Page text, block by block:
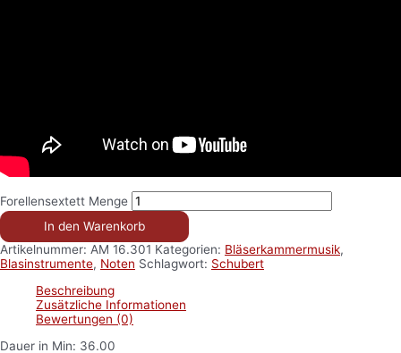
Forellensextett Menge
In den Warenkorb
Artikelnummer: AM 16.301 Kategorien: Bläserkammermusik,
Blasinstrumente, Noten Schlagwort: Schubert
Beschreibung
Zusätzliche Informationen
Bewertungen (0)
Dauer in Min: 36.00